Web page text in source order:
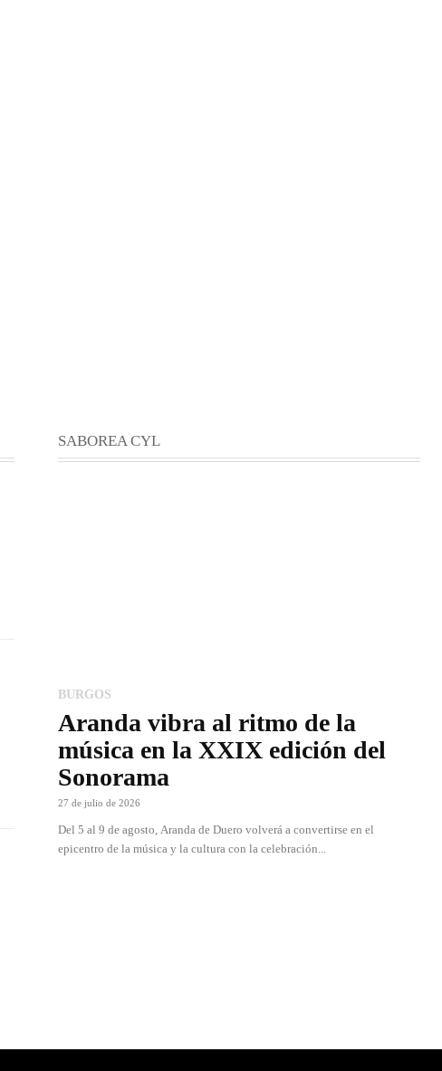
SABOREA CYL
BURGOS
Aranda vibra al ritmo de la
música en la XXIX edición del
Sonorama
27 de julio de 2026
Del 5 al 9 de agosto, Aranda de Duero volverá a convertirse en el
epicentro de la música y la cultura con la celebración...